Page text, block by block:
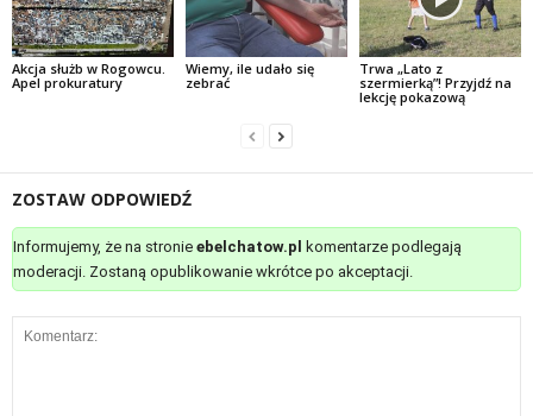
Akcja służb w Rogowcu.
Apel prokuratury
Wiemy, ile udało się
zebrać
Trwa „Lato z
szermierką”! Przyjdź na
lekcję pokazową
ZOSTAW ODPOWIEDŹ
Informujemy, że na stronie ebelchatow.pl
komentarze podlegają
moderacji. Zostaną opublikowanie wkrótce po akceptacji.